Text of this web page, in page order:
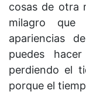
cosas de otra
milagro
apariencias
puedes
perdiendo el
porque el